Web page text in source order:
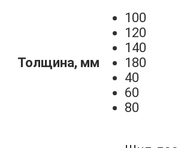
Толщина, мм
100
120
140
180
40
60
80